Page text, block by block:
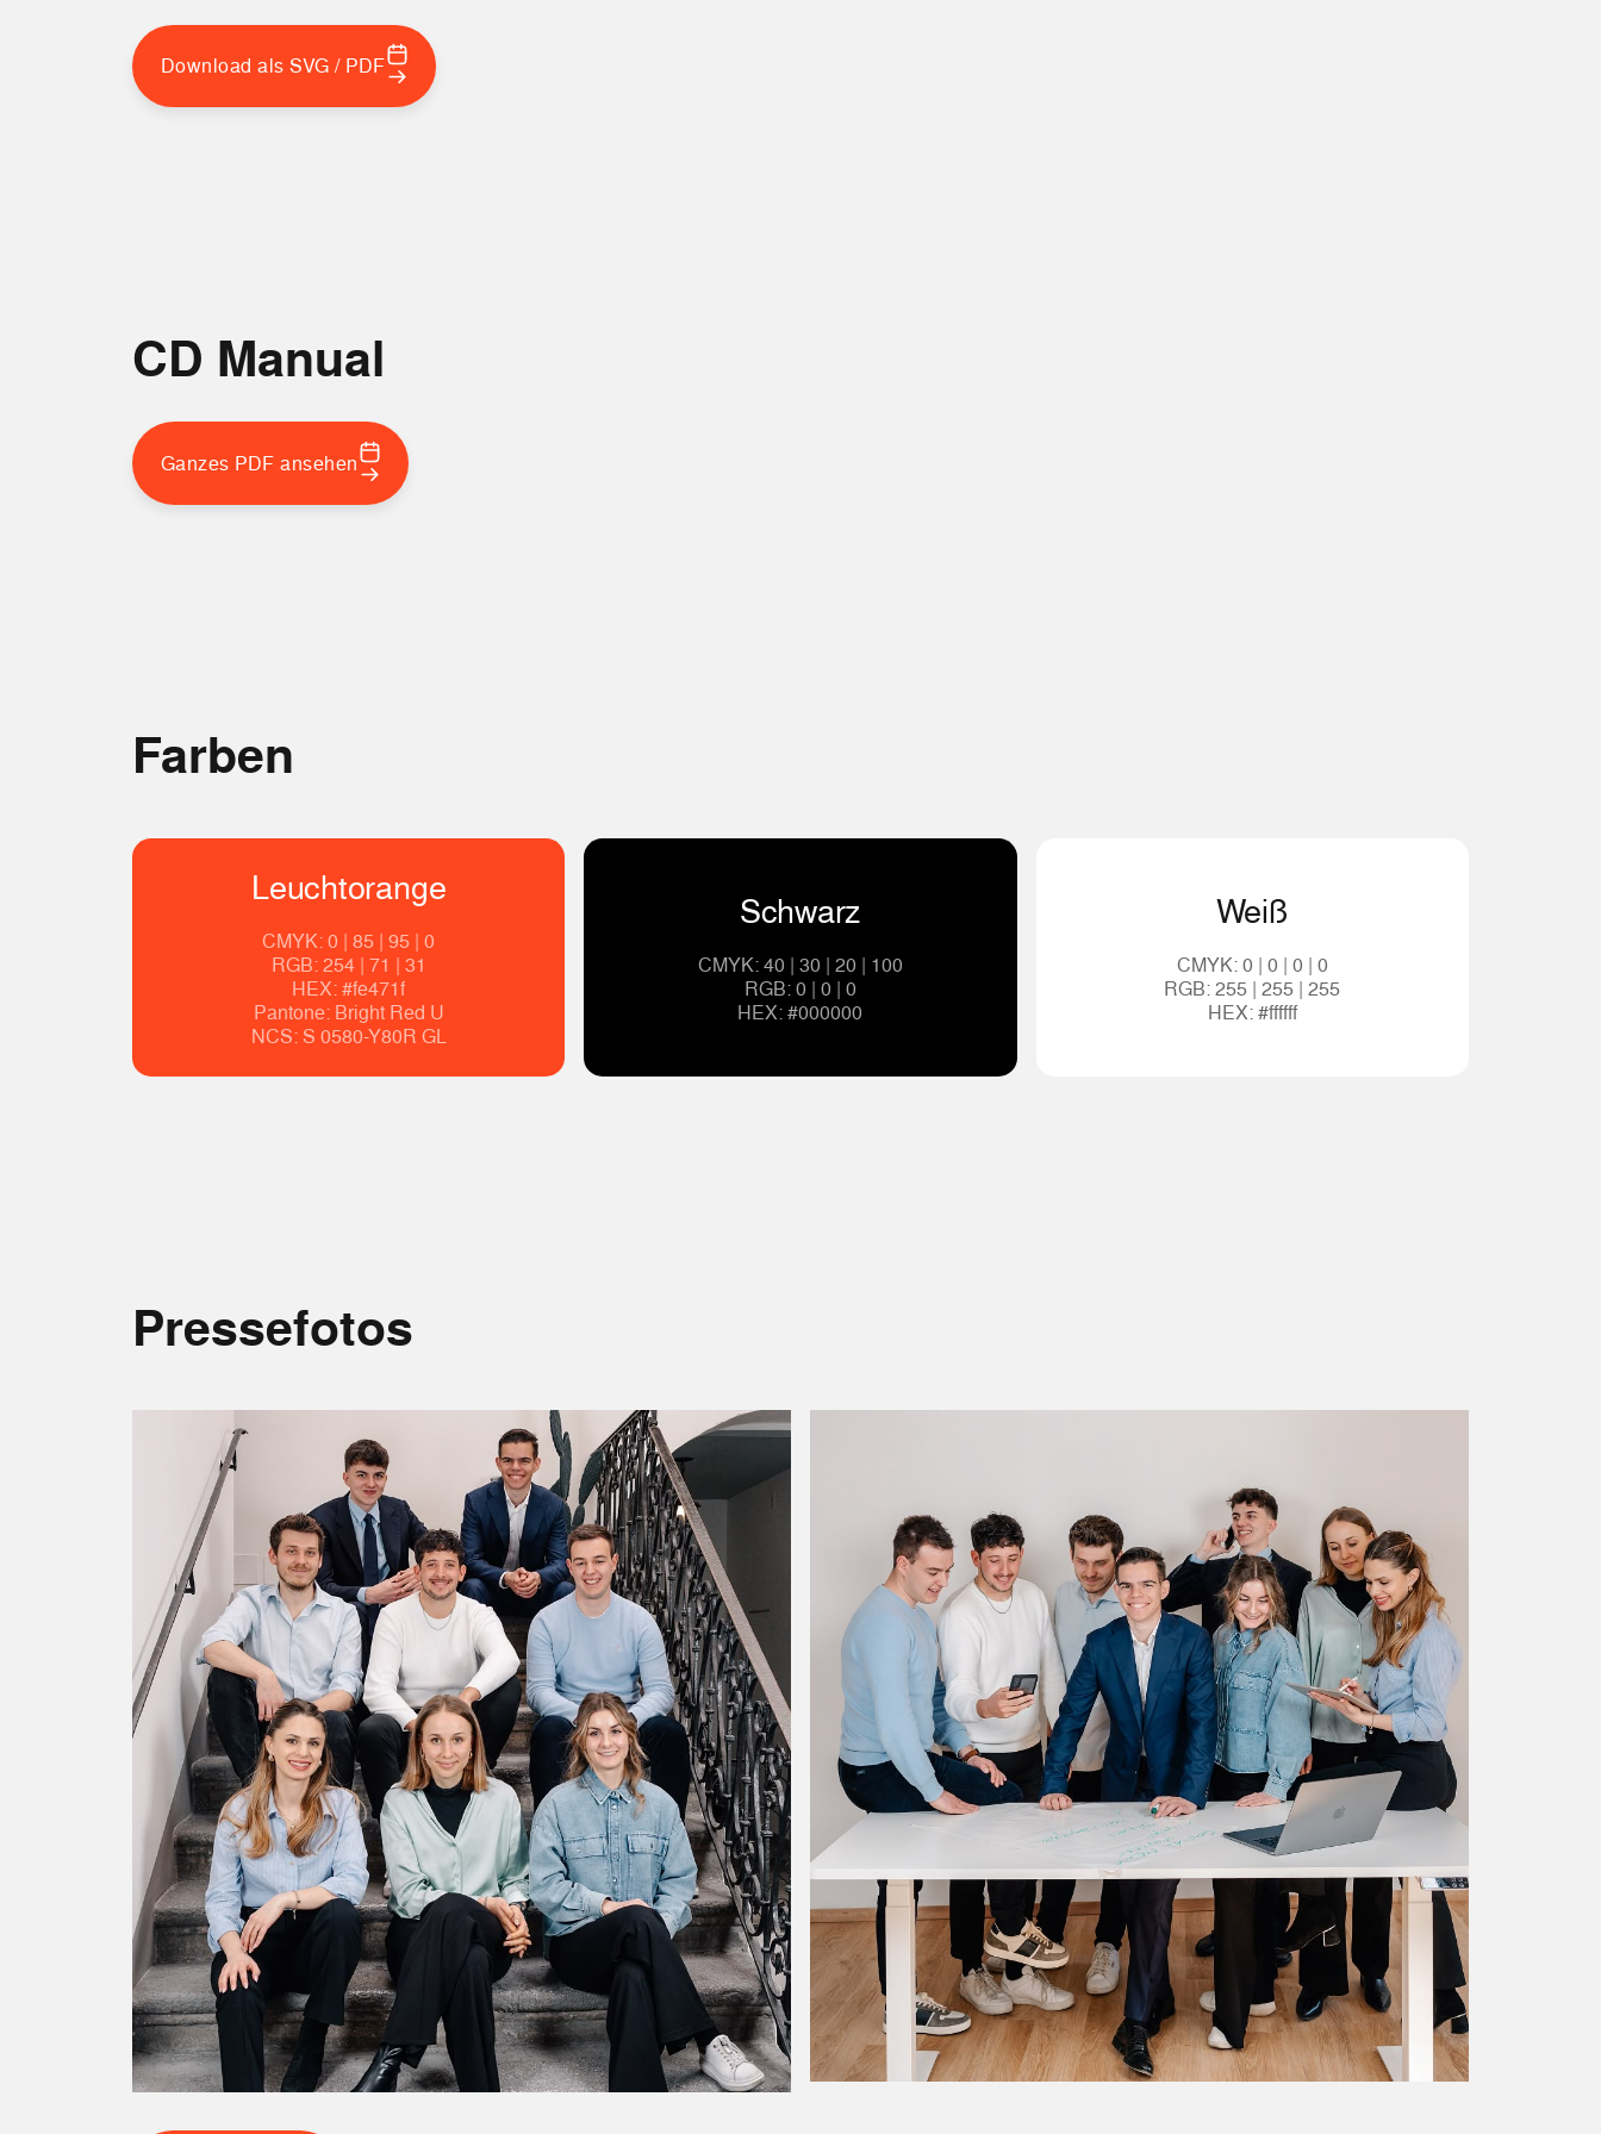
Download als SVG / PDF
CD Manual
Ganzes PDF ansehen
Farben
Leuchtorange
CMYK: 0 | 85 | 95 | 0
RGB: 254 | 71 | 31
HEX: #fe471f
Pantone: Bright Red U
NCS: S 0580-Y80R GL
Schwarz
CMYK: 40 | 30 | 20 | 100
RGB: 0 | 0 | 0
HEX: #000000
Weiß
CMYK: 0 | 0 | 0 | 0
RGB: 255 | 255 | 255
HEX: #ffffff
Pressefotos